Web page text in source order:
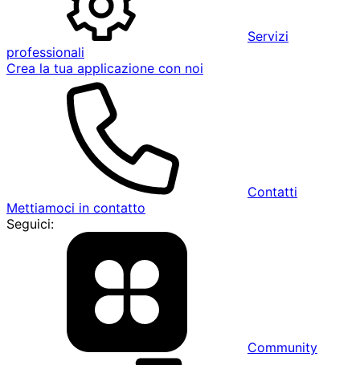
Servizi
professionali
Crea la tua applicazione con noi
Contatti
Mettiamoci in contatto
Seguici:
Community